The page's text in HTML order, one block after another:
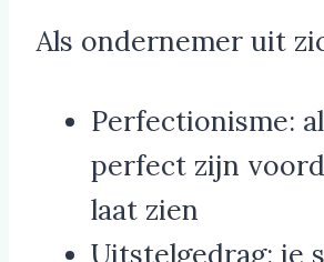
Als ondernemer uit
Perfectionisme:
perfect zijn
laat zien
Uitstelgedrag: je